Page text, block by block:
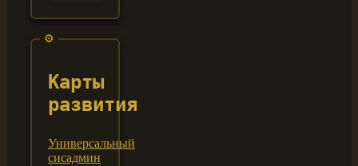
Карты
развития
Универсальный
сисадмин